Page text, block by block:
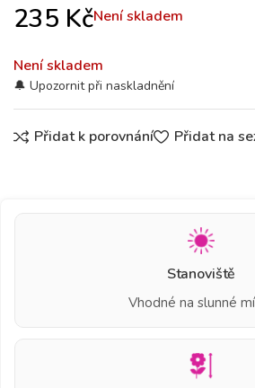
235 KčNení skladem
Není skladem
Přidat k porovnání Přidat na
Stanoviště
Vhodné na slunné